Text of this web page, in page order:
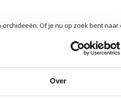
Over
Of je nu op zoek bent
nooit teleur. Bezoek Florimo en
Toon: